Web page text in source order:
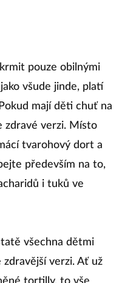
pouze obilnými
všude jinde, platí
mají děti chuť na
zdravé verzi. Místo
tvarohový dort a
především na to,
i tuků ve
všechna dětmi
verzi. Ať už